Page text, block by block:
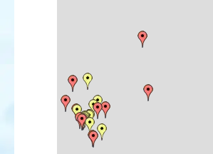
Grivette à joues grises
Pouillot boréal
Pouillot de Schwarz
Viréo à œil rouge
Bec-croisé bifascié
Bec-croisé perroquet
Paruline noir et blanc
Paruline rayée